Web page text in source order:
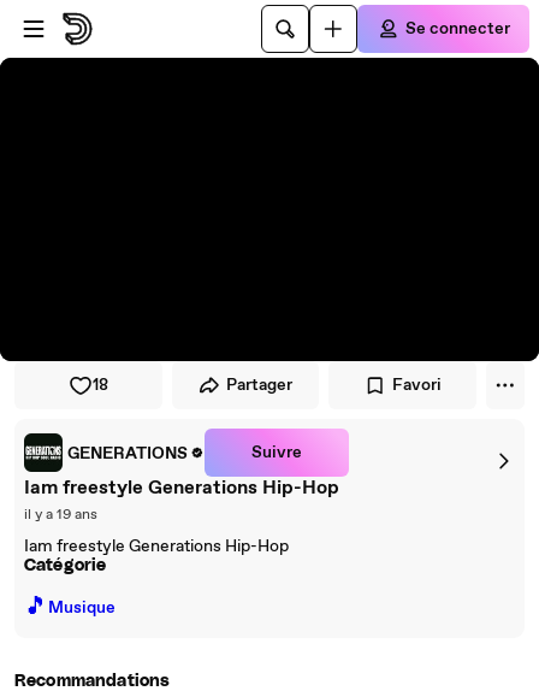
Passer au player
Passer au contenu principal
Se connecter
18 Partager Favori
GENERATIONS Suivre
Iam freestyle Generations Hip-Hop
il y a 19 ans
Iam freestyle Generations Hip-Hop
Catégorie
🎵 Musique
Recommandations